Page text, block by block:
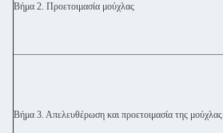
Βήμα 2. Προετοιμασία μούχλας
Βήμα 3. Απελευθέρωση και προετοιμασία της μούχλας